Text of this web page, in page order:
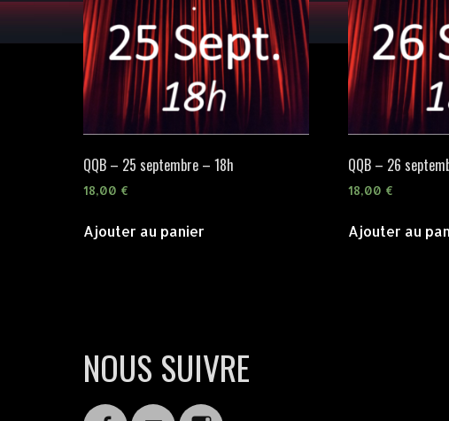
QQB – 25 septembre – 18h
18,00 €
Ajouter au panier
QQB – 26
18,00 €
Ajouter au
NOUS SUIVRE